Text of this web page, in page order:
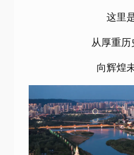
这里
从厚重
向辉煌